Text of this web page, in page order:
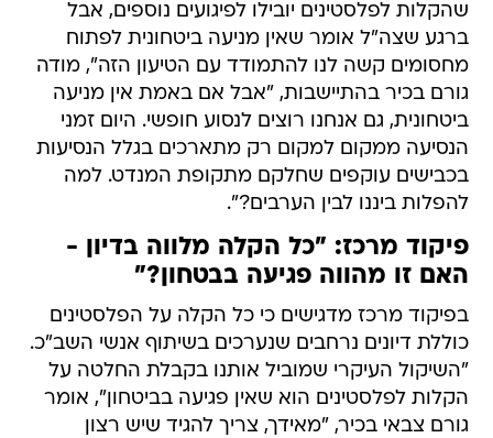
שהקלות לפלסטינים יובילו לפיגועים נוספים, אבל
ברגע שצה"ל אומר שאין מניעה ביטחונית לפתוח
מחסומים קשה לנו להתמודד עם הטיעון הזה", מודה
גורם בכיר בהתיישבות, "אבל אם באמת אין מניעה
ביטחונית, גם אנחנו רוצים לנסוע חופשי. היום זמני
הנסיעה ממקום למקום רק מתארכים בגלל הנסיעות
בכבישים עוקפים שחלקם מתקופת המנדט. למה
להפלות ביננו לבין הערבים?".
פיקוד מרכז: "כל הקלה מלווה בדיון -
האם זו מהווה פגיעה בבטחון?"
בפיקוד מרכז מדגישים כי כל הקלה על הפלסטינים
כוללת דיונים נרחבים שנערכים בשיתוף אנשי השב"כ.
"השיקול העיקרי שמוביל אותנו בקבלת החלטה על
הקלות לפלסטינים הוא שאין פגיעה בביטחון", אומר
גורם צבאי בכיר, "מאידך, צריך להגיד שיש רצון